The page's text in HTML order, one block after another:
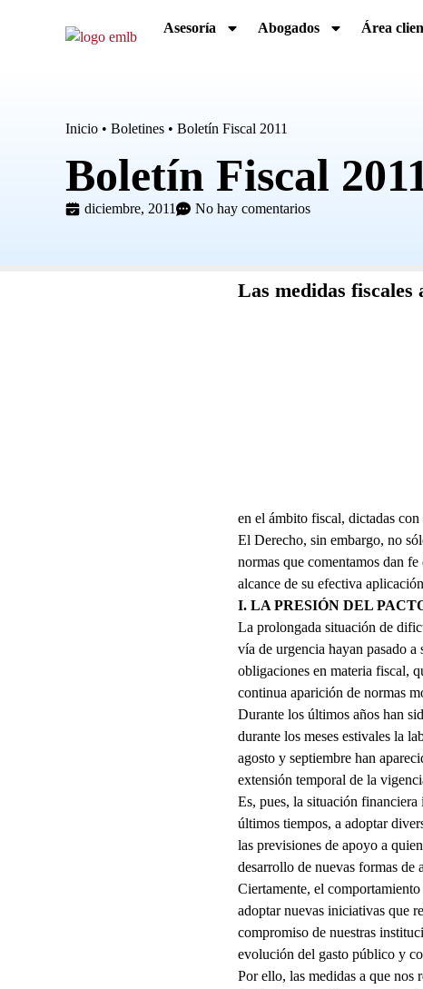
Asesoría Abogados Área
Inicio • Boletines • Boletín Fiscal 2011
Boletín Fiscal
diciembre, 2011 No hay comentarios
Las medidas fiscales
en el ámbito fiscal, dictadas
El Derecho, sin embargo, no
normas que comentamos dan
alcance de su efectiva
I. LA PRESIÓN DEL
La prolongada situación de
vía de urgencia hayan pasado
obligaciones en materia fiscal,
continua aparición de normas
Durante los últimos años han
durante los meses estivales la
agosto y septiembre han
extensión temporal de la
Es, pues, la situación
últimos tiempos, a adoptar
las previsiones de apoyo a
desarrollo de nuevas formas de
Ciertamente, el
adoptar nuevas iniciativas que
compromiso de nuestras
evolución del gasto público y
Por ello, las medidas a que nos